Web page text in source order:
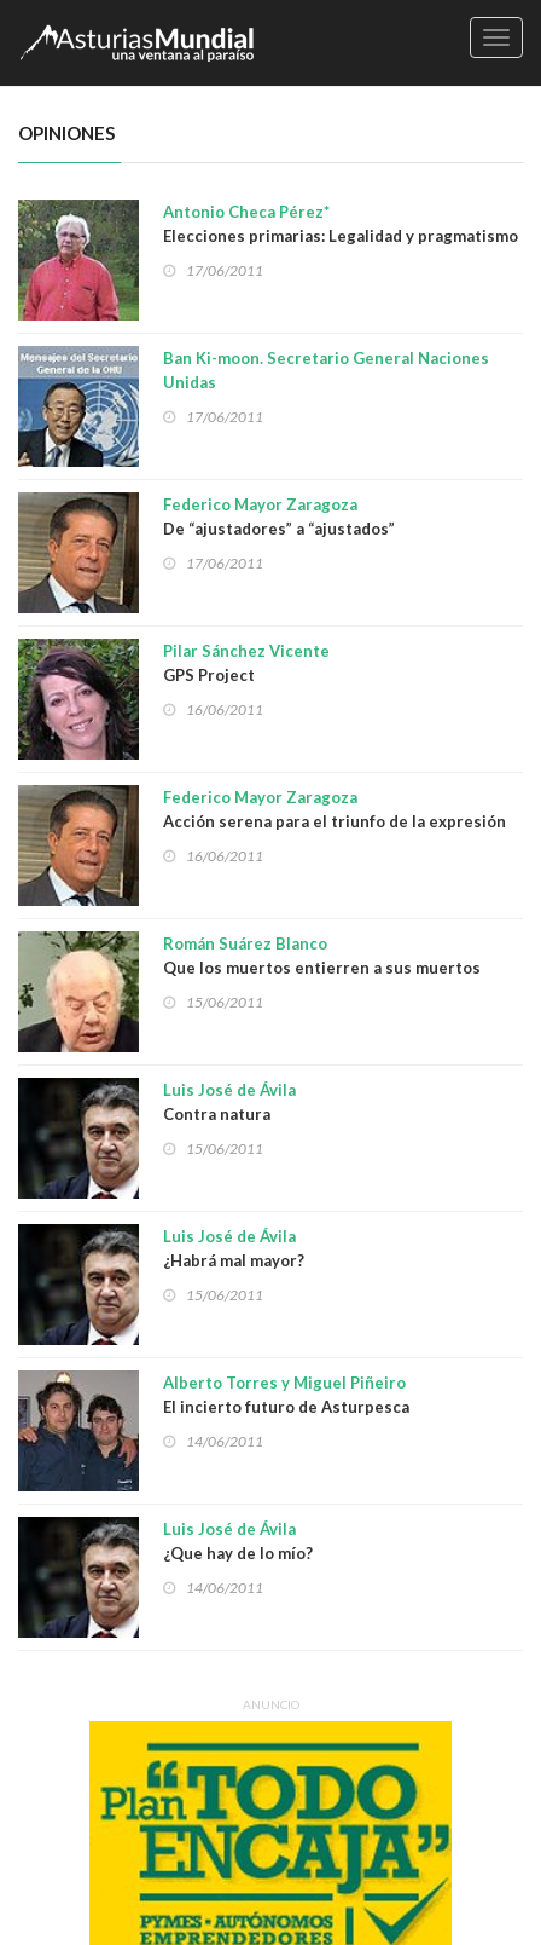
OPINIONES
Antonio Checa Pérez*
Elecciones primarias: Legalidad y pragmatismo
17/06/2011
Ban Ki-moon. Secretario General Naciones
Unidas
Día Mundial de Lucha contra la Desertificación
17/06/2011
Federico Mayor Zaragoza
De “ajustadores” a “ajustados”
17/06/2011
Pilar Sánchez Vicente
GPS Project
16/06/2011
Federico Mayor Zaragoza
Acción serena para el triunfo de la expresión
ciudadana
16/06/2011
Román Suárez Blanco
Que los muertos entierren a sus muertos
15/06/2011
Luis José de Ávila
Contra natura
15/06/2011
Luis José de Ávila
¿Habrá mal mayor?
15/06/2011
Alberto Torres y Miguel Piñeiro
El incierto futuro de Asturpesca
14/06/2011
Luis José de Ávila
¿Que hay de lo mío?
14/06/2011
ANUNCIO